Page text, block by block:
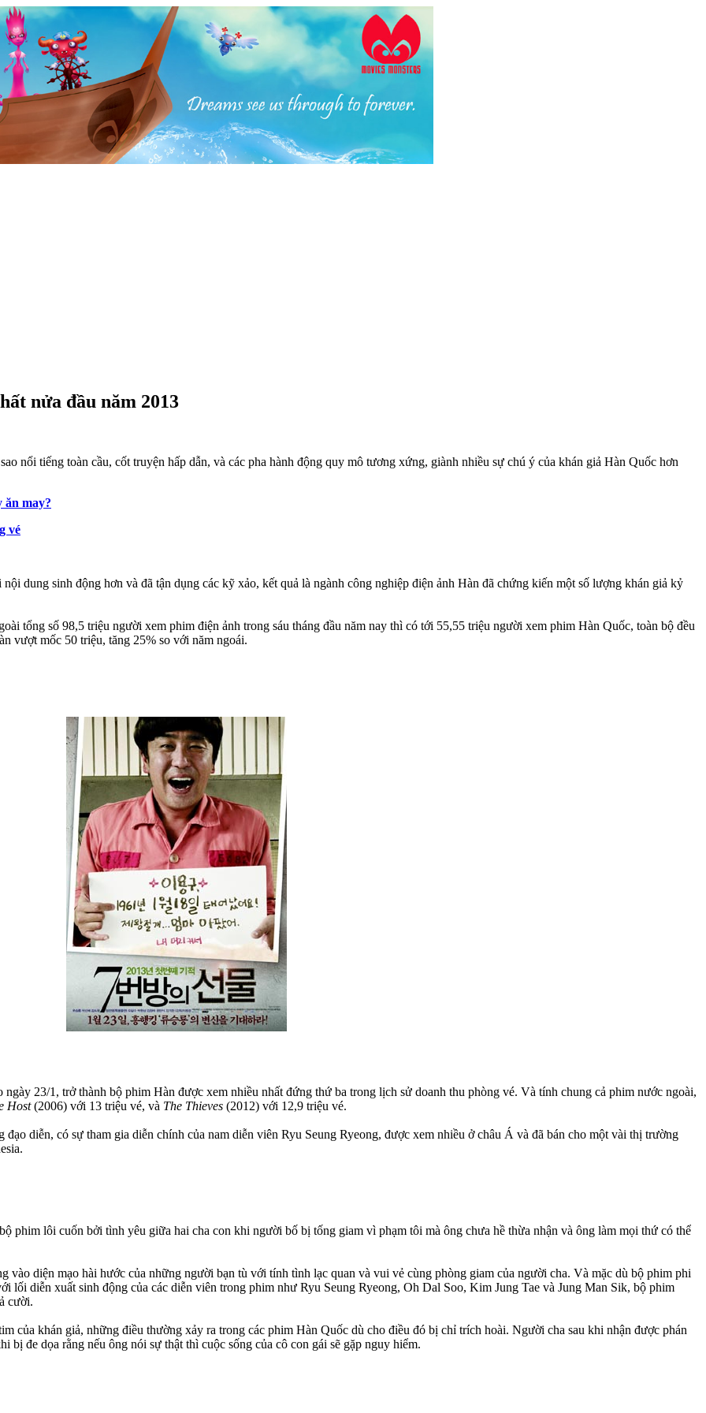
nửa đầu năm 2013
nổi tiếng toàn cầu, cốt truyện hấp dẫn, và các pha hành động quy mô tương xứng, giành nhiều sự chú ý của khán giả Hàn Quốc hơn
ăn may?
vé
dung sinh động hơn và đã tận dụng các kỹ xảo, kết quả là ngành công nghiệp điện ảnh Hàn đã chứng kiến một số lượng khán giả kỷ
tổng số 98,5 triệu người xem phim điện ảnh trong sáu tháng đầu năm nay thì có tới 55,55 triệu người xem phim Hàn Quốc, toàn bộ đều
vượt mốc 50 triệu, tăng 25% so với năm ngoái.
23/1, trở thành bộ phim Hàn được xem nhiều nhất đứng thứ ba trong lịch sử doanh thu phòng vé. Và tính chung cả phim nước ngoài,
Host(2006) với 13 triệu vé, và The Thieves (2012) với 12,9 triệu vé.
diễn, có sự tham gia diễn chính của nam diễn viên Ryu Seung Ryeong, được xem nhiều ở châu Á và đã bán cho một vài thị trường
phim lôi cuốn bởi tình yêu giữa hai cha con khi người bố bị tống giam vì phạm tôi mà ông chưa hề thừa nhận và ông làm mọi thứ có thể
vào diện mạo hài hước của những người bạn tù với tính tình lạc quan và vui vẻ cùng phòng giam của người cha. Và mặc dù bộ phim phi
lối diễn xuất sinh động của các diễn viên trong phim như Ryu Seung Ryeong, Oh Dal Soo, Kim Jung Tae và Jung Man Sik, bộ phim
cười.
của khán giả, những điều thường xảy ra trong các phim Hàn Quốc dù cho điều đó bị chỉ trích hoài. Người cha sau khi nhận được phán
bị đe dọa rằng nếu ông nói sự thật thì cuộc sống của cô con gái sẽ gặp nguy hiểm.